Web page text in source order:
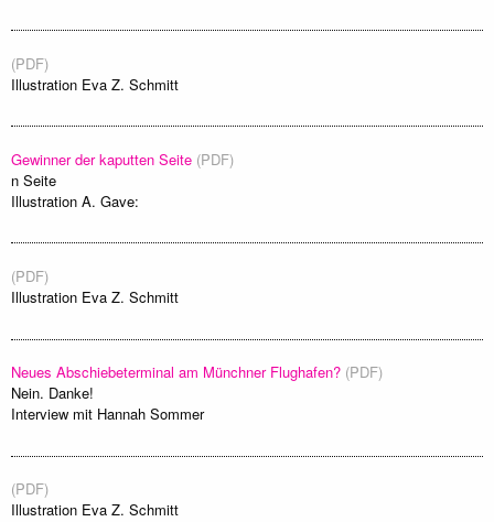
(PDF)
Illustration Eva Z. Schmitt
Gewinner der kaputten Seite (PDF)
n Seite
Illustration A. Gave:
(PDF)
Illustration Eva Z. Schmitt
Neues Abschiebeterminal am Münchner Flughafen? (PDF)
Nein. Danke!
Interview mit Hannah Sommer
(PDF)
Illustration Eva Z. Schmitt